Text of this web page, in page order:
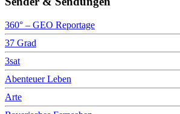
360° – GEO Reportage
37 Grad
3sat
Abenteuer Leben
Arte